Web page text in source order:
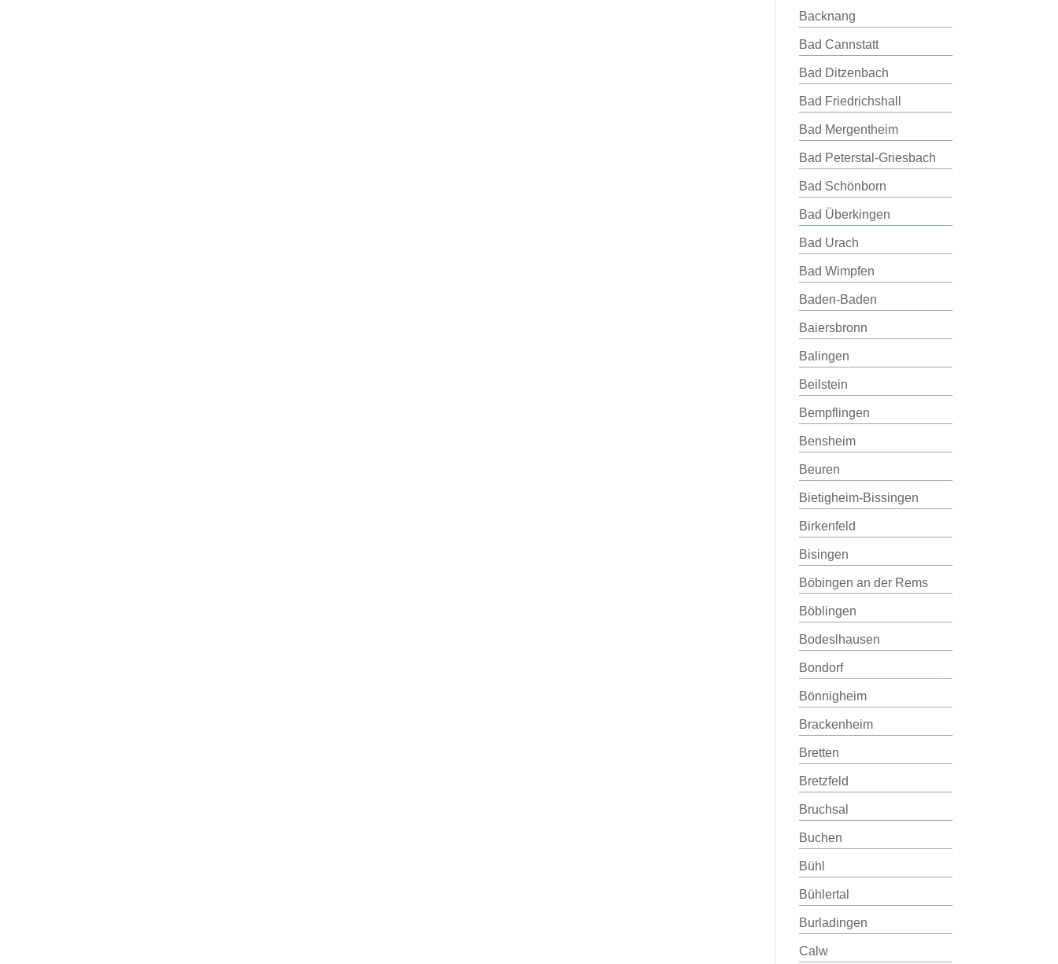
Backnang
Bad Cannstatt
Bad Ditzenbach
Bad Friedrichshall
Bad Mergentheim
Bad Peterstal-Griesbach
Bad Schönborn
Bad Überkingen
Bad Urach
Bad Wimpfen
Baden-Baden
Baiersbronn
Balingen
Beilstein
Bempflingen
Bensheim
Beuren
Bietigheim-Bissingen
Birkenfeld
Bisingen
Böbingen an der Rems
Böblingen
Bodeslhausen
Bondorf
Bönnigheim
Brackenheim
Bretten
Bretzfeld
Bruchsal
Buchen
Bühl
Bühlertal
Burladingen
Calw